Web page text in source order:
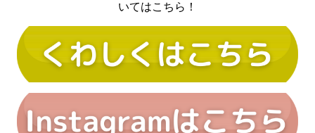
いてはこちら！